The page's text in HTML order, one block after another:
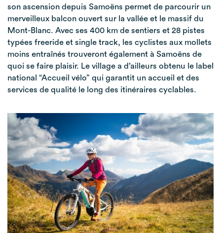
son ascension depuis Samoëns permet de parcourir un
merveilleux balcon ouvert sur la vallée et le massif du
Mont-Blanc. Avec ses 400 km de sentiers et 28 pistes
typées freeride et single track, les cyclistes aux mollets
moins entraînés trouveront également à Samoëns de
quoi se faire plaisir. Le village a d’ailleurs obtenu le label
national “Accueil vélo” qui garantit un accueil et des
services de qualité le long des itinéraires cyclables.